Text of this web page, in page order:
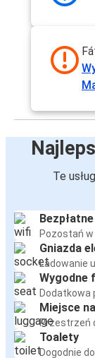
Te
Pozostań
Gniazda
Ładowanie
Wygodne
Dodatkowa
Miejsce
Przestrzeń
Toalety
Dogodnie